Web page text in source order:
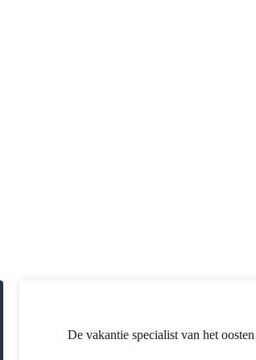
De vakantie specialist van het oosten